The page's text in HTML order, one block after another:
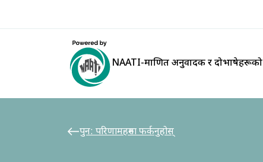
NAATI-प्रमाणित अनुवादक र दोभाषेहरूको
पुन: परिणामहरुमा फर्कनुहोस्